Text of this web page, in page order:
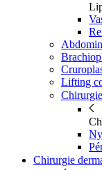
Lifting
Chirurgie